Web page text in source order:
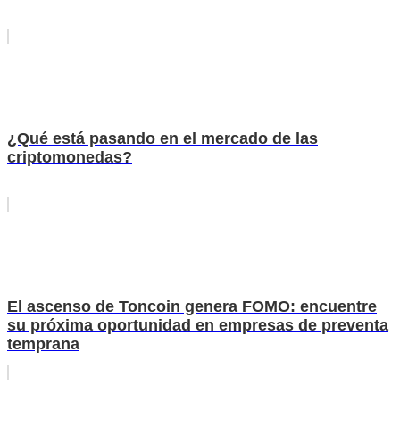
¿Qué está pasando en el mercado de las
criptomonedas?
El ascenso de Toncoin genera FOMO: encuentre
su próxima oportunidad en empresas de preventa
temprana